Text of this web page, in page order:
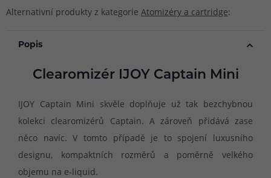
Alternativní produkty z kategorie Atomizéry a cartridge:
Popis
Clearomizér IJOY Captain Mini
IJOY Captain Mini skvěle doplňuje už tak bezchybnou
kolekci clearomizérů Captain. A zároveň přidává zase
něco navíc. V tomto případě je to spojení luxusního
designu, kompaktních rozměrů a poměrně velkého
objemu na e-liquid.